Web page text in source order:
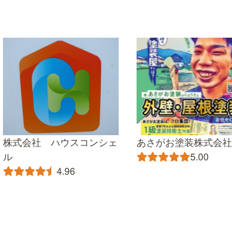
株式会社 ハウスコンシェ
ル
4.96
あさがお塗装株式会社
5.00